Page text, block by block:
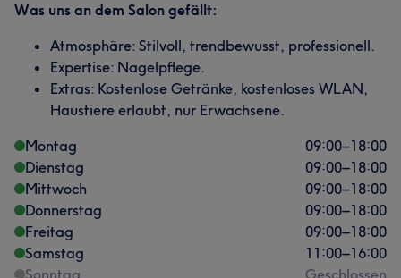
Was uns an dem Salon gefällt:
Atmosphäre: Stilvoll, trendbewusst, professionell.
Expertise: Nagelpflege.
Extras: Kostenlose Getränke, kostenloses WLAN,
Haustiere erlaubt, nur Erwachsene.
Montag
09:00–18:00
Dienstag
09:00–18:00
Mittwoch
09:00–18:00
Donnerstag
09:00–18:00
Freitag
09:00–18:00
Samstag
11:00–16:00
Sonntag
Geschlossen